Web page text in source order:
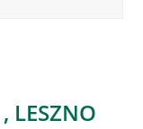
LESZNO